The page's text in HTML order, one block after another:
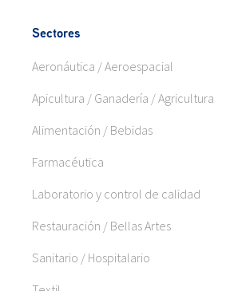
Sectores
Aeronáutica / Aeroespacial
Apicultura / Ganadería / Agricultura
Alimentación / Bebidas
Farmacéutica
Laboratorio y control de calidad
Restauración / Bellas Artes
Sanitario / Hospitalario